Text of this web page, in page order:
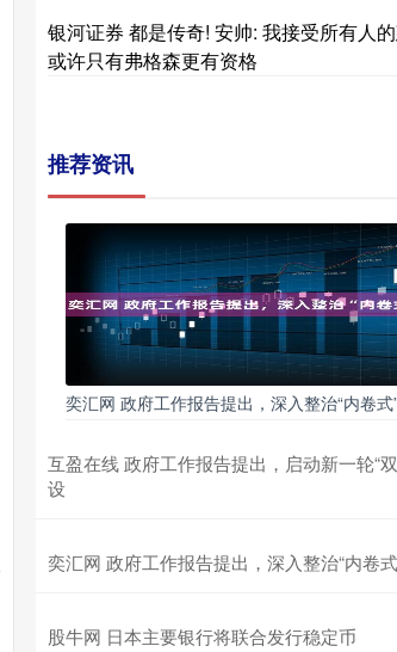
银河证券 都是传奇! 安帅: 我接受所有人
或许只有弗格森更有资格
推荐资讯
奕汇网 政府工作报告提出，深入整治“内卷式
互盈在线 政府工作报告提出，启动新一轮“
设
奕汇网 政府工作报告提出，深入整治“内卷
股牛网 日本主要银行将联合发行稳定币